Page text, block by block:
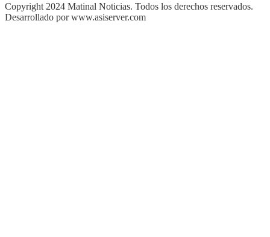
Copyright 2024 Matinal Noticias. Todos los derechos reservados.
Desarrollado por www.asiserver.com